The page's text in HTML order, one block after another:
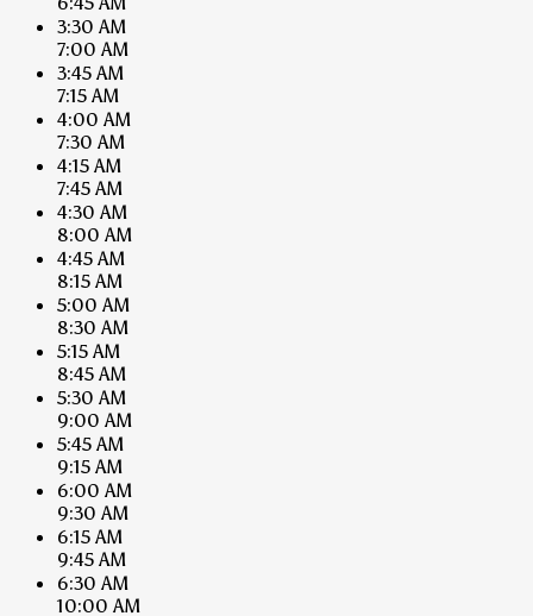
3:30 AM
7:00 AM
3:45 AM
7:15 AM
4:00 AM
7:30 AM
4:15 AM
7:45 AM
4:30 AM
8:00 AM
4:45 AM
8:15 AM
5:00 AM
8:30 AM
5:15 AM
8:45 AM
5:30 AM
9:00 AM
5:45 AM
9:15 AM
6:00 AM
9:30 AM
6:15 AM
9:45 AM
6:30 AM
10:00 AM